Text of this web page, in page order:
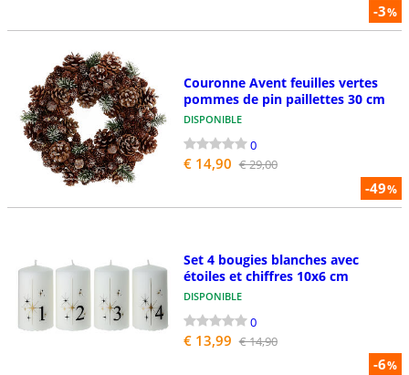
-3%
-49%
Couronne Avent feuilles vertes
pommes de pin paillettes 30 cm
DISPONIBLE
0
€ 14,90 € 29,00
-6%
Set 4 bougies blanches avec
étoiles et chiffres 10x6 cm
DISPONIBLE
0
€ 13,99 € 14,90